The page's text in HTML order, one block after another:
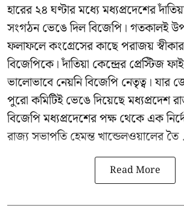
হারের ২৪ ঘণ্টার মধ্যে মধ্যপ্রদেশের
সংগঠন ভেঙে দিল বিজেপি। গতকালই
ফলাফলে কংগ্রেসের কাছে পরাজয়
বিজেপিকে। দাঁতিয়া কেন্দ্রের প্রেস্টিজ
ভালোভাবে নেয়নি বিজেপি নেতৃত্ব। যার
পুরো কমিটিই ভেঙে দিয়েছে মধ্যপ্রদেশ
বিজেপি মধ্যপ্রদেশের পক্ষ থেকে এক
রাজ্য সভাপতি হেমন্ত খান্ডেলওয়ালের
Read More